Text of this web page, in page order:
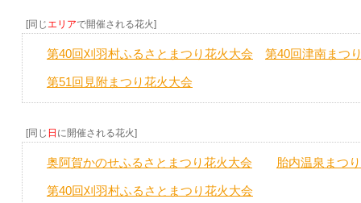
[同じエリアで開催される花火]
第40回刈羽村ふるさとまつり花火大会 第40回津南まつ
第51回見附まつり花火大会
[同じ 日 に開催される花火]
奥阿賀かのせふるさとまつり花火大会 胎内温泉まつり
第40回刈羽村ふるさとまつり花火大会